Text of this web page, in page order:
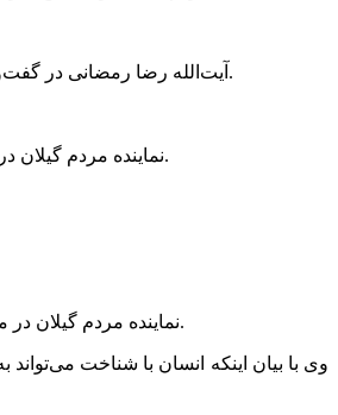
آیت‌الله رضا رمضانی در گفت‌وگو با خبرنگار فارس در رشت در آستانه رحلت پیامبر مکرم اسلام حضرت محمد (ص) اظهار کرد: مطالعه سیره علمی و عملی پیامبر و ائمه برای همه ما راه‌گشاست.
نماینده مردم گیلان در مجلس خبرگان رهبری مطالعه رهبری سیاسی پیامبر (ص) را برای مسئولان درس بزرگی دانست و گفت: این امر می‌تواند برخی از مسایل و مشکلات را برطرف کند.
نماینده مردم گیلان در مجلس خبرگان رهبری ادامه داد: در جامعه دینی مردم به طرف وحدت دعوت می‌شوند و این بزرگ‌ترین دستاورد انبیا است تا پایه‌های شناخت در اختیار مردم قرار گیرد.
وی با بیان اینکه انسان با شناخت